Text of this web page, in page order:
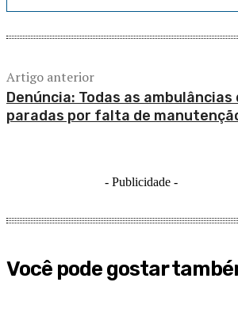
Artigo anterior
Denúncia: Todas as
paradas por falta de
- Publicidade -
Você pode gostar